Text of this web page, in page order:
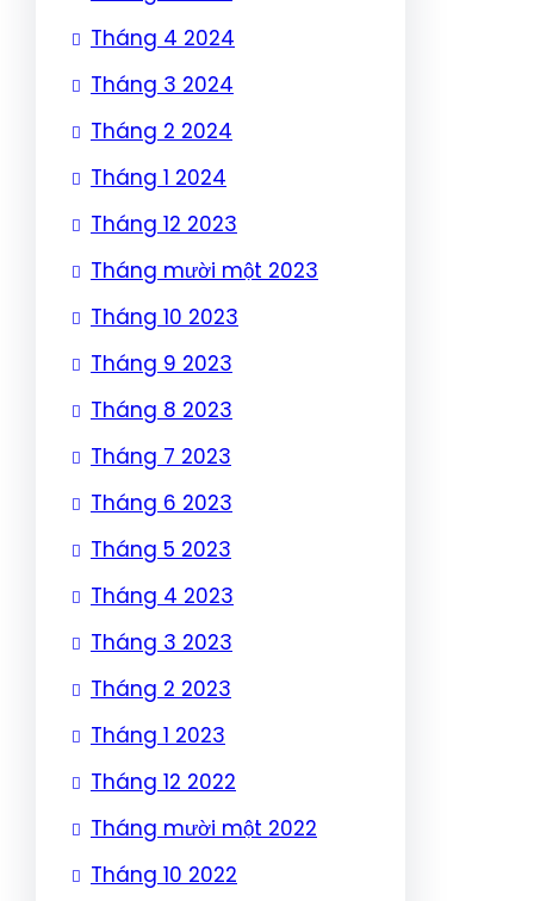
Tháng 4 2024
Tháng 3 2024
Tháng 2 2024
Tháng 1 2024
Tháng 12 2023
Tháng mười một 2023
Tháng 10 2023
Tháng 9 2023
Tháng 8 2023
Tháng 7 2023
Tháng 6 2023
Tháng 5 2023
Tháng 4 2023
Tháng 3 2023
Tháng 2 2023
Tháng 1 2023
Tháng 12 2022
Tháng mười một 2022
Tháng 10 2022